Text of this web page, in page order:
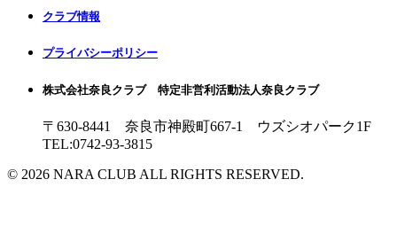
クラブ情報
プライバシーポリシー
株式会社奈良クラブ 特定非営利活動法人奈良クラブ
〒630-8441 奈良市神殿町667-1
ウズシオパーク1F
TEL:0742-93-3815
© 2026 NARA CLUB ALL RIGHTS RESERVED.